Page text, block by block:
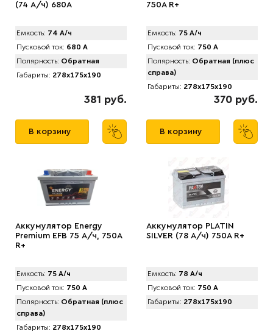
(74 А/ч) 680А
Емкость: 74 А/ч
Пусковой ток: 680 А
Полярность: Обратная
Габариты: 278x175x190
381 руб.
В корзину
750A R+
Емкость: 75 А/ч
Пусковой ток: 750 А
Полярность: Обратная (плюс
справа)
Габариты: 278x175x190
370 руб.
В корзину
Аккумулятор Energy
Premium EFB 75 А/ч, 750A
R+
Емкость: 75 А/ч
Пусковой ток: 750 А
Полярность: Обратная (плюс
справа)
Габариты: 278x175x190
Аккумулятор PLATIN
SILVER (78 А/ч) 750A R+
Емкость: 78 А/ч
Пусковой ток: 750 А
Габариты: 278x175x190